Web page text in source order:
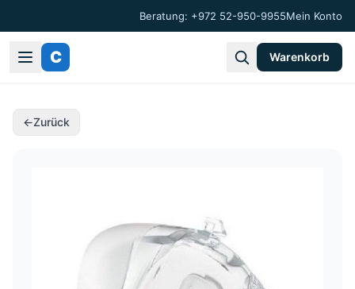
Beratung: +972 52-950-9955Mein Konto
C Warenkorb
←Zurück